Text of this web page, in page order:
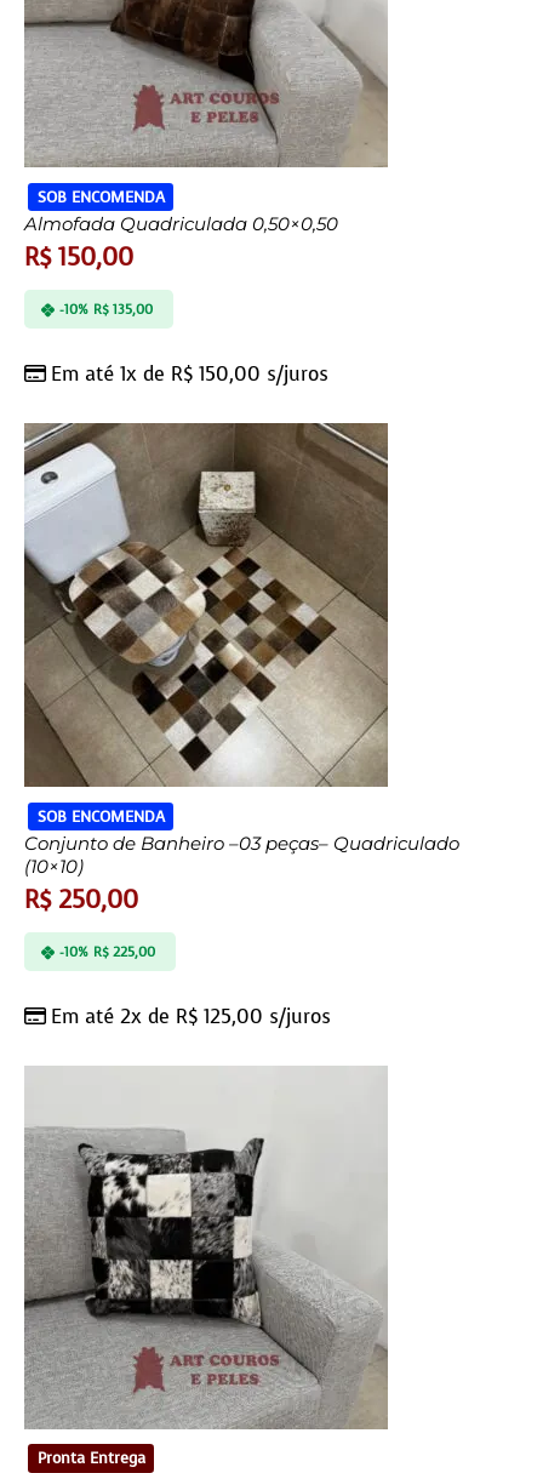
SOB ENCOMENDA
Almofada Quadriculada 0,50×0,50
R$150,00
Em até 1x de R$ 150,00 s/juros
-10% R$135,00
SOB ENCOMENDA
Conjunto de Banheiro –03 peças– Quadriculado
(10×10)
R$250,00
Em até 2x de R$ 125,00 s/juros
-10% R$225,00
Pronta Entrega